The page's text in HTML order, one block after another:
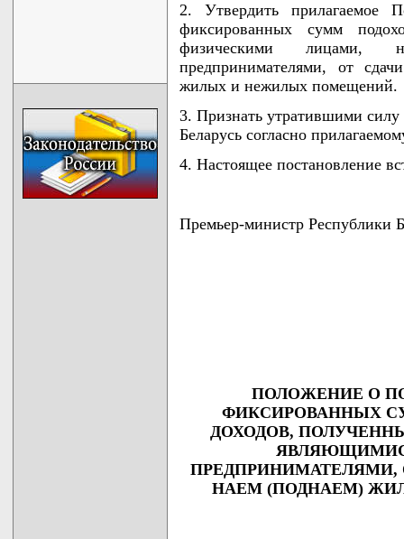
2. Утвердить прилагаемое
фиксированных сумм
физическими лицами,
предпринимателями, от
жилых и нежилых помещений.
3. Признать утратившими силу
Беларусь согласно
4. Настоящее постановление
Премьер-министр
ПОЛОЖЕНИЕ О
ФИКСИРОВАННЫХ
ДОХОДОВ,
ПРЕДПРИНИМАТЕЛЯМИ,
НАЕМ (ПОДНАЕМ)